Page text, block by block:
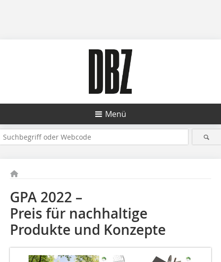
Menü
GPA 2022 –
Preis für nachhaltige
Produkte und Konzepte